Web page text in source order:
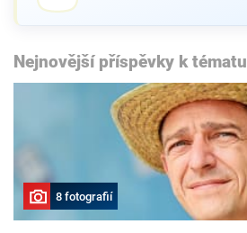
Nejnovější příspěvky k tématu
8 fotografií